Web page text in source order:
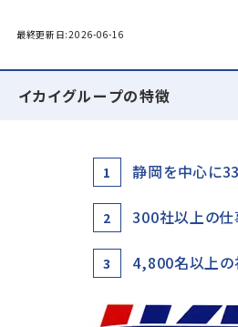
最終更新日:2026-06-16
イカイグループの特徴
1 静岡を中心に
2 300社以上の
3 4,800名以上の